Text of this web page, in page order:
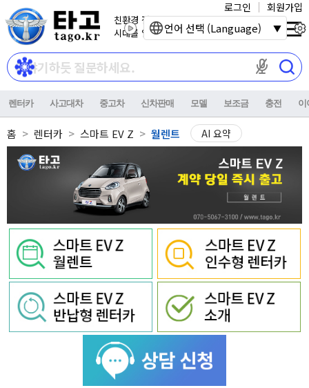
친환경 전기자동차
시대를 열어갑니다.
마이크 권한이
로그인 회원가입
렌터카 사고대차 중고차 신차판매 모델 보조금 충전 이
홈 렌터카 스마트 EV Z 월렌트 AI 요약
언어 선택 (Language)